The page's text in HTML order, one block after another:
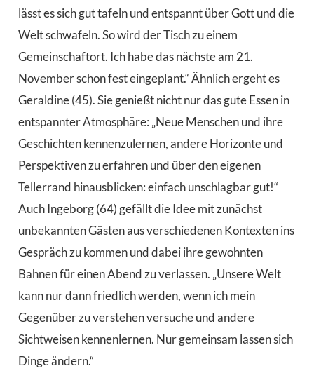
lässt es sich gut tafeln und entspannt über Gott und die
Welt schwafeln. So wird der Tisch zu einem
Gemeinschaftort. Ich habe das nächste am 21.
November schon fest eingeplant.“ Ähnlich ergeht es
Geraldine (45). Sie genießt nicht nur das gute Essen in
entspannter Atmosphäre: „Neue Menschen und ihre
Geschichten kennenzulernen, andere Horizonte und
Perspektiven zu erfahren und über den eigenen
Tellerrand hinausblicken: einfach unschlagbar gut!“
Auch Ingeborg (64) gefällt die Idee mit zunächst
unbekannten Gästen aus verschiedenen Kontexten ins
Gespräch zu kommen und dabei ihre gewohnten
Bahnen für einen Abend zu verlassen. „Unsere Welt
kann nur dann friedlich werden, wenn ich mein
Gegenüber zu verstehen versuche und andere
Sichtweisen kennenlernen. Nur gemeinsam lassen sich
Dinge ändern.“